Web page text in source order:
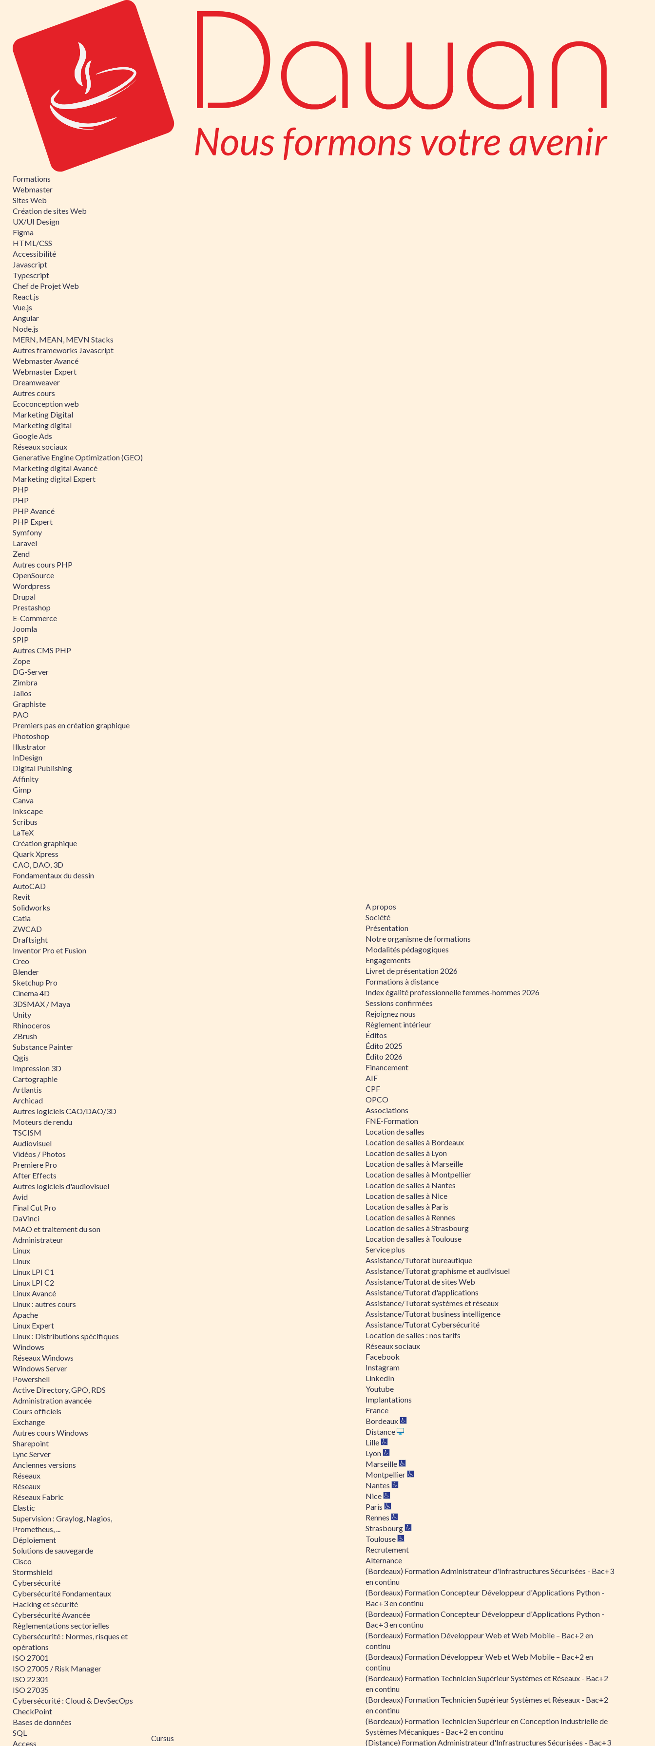
Formations
Webmaster
Sites Web
Création de sites Web
UX/UI Design
Figma
HTML/CSS
Accessibilité
Javascript
Typescript
Chef de Projet Web
React.js
Vue.js
Angular
Node.js
MERN, MEAN, MEVN Stacks
Autres frameworks Javascript
Webmaster Avancé
Webmaster Expert
Dreamweaver
Autres cours
Ecoconception web
Marketing Digital
Marketing digital
Google Ads
Réseaux sociaux
Generative Engine Optimization (GEO)
Marketing digital Avancé
Marketing digital Expert
PHP
PHP
PHP Avancé
PHP Expert
Symfony
Laravel
Zend
Autres cours PHP
OpenSource
Wordpress
Drupal
Prestashop
E-Commerce
Joomla
SPIP
Autres CMS PHP
Zope
DG-Server
Zimbra
Jalios
Graphiste
PAO
Premiers pas en création graphique
Photoshop
Illustrator
InDesign
Digital Publishing
Affinity
Gimp
Canva
Inkscape
Scribus
LaTeX
Création graphique
Quark Xpress
CAO, DAO, 3D
Fondamentaux du dessin
AutoCAD
Revit
Solidworks
Catia
ZWCAD
Draftsight
Inventor Pro et Fusion
Creo
Blender
Sketchup Pro
Cinema 4D
3DSMAX / Maya
Unity
Rhinoceros
ZBrush
Substance Painter
Qgis
Impression 3D
Cartographie
Artlantis
Archicad
Autres logiciels CAO/DAO/3D
Moteurs de rendu
TSCISM
Audiovisuel
Vidéos / Photos
Premiere Pro
After Effects
Autres logiciels d'audiovisuel
Avid
Final Cut Pro
DaVinci
MAO et traitement du son
Administrateur
Linux
Linux
Linux LPI C1
Linux LPI C2
Linux Avancé
Linux : autres cours
Apache
Linux Expert
Linux : Distributions spécifiques
Windows
Réseaux Windows
Windows Server
Powershell
Active Directory, GPO, RDS
Administration avancée
Cours officiels
Exchange
Autres cours Windows
Sharepoint
Lync Server
Anciennes versions
Réseaux
Réseaux
Réseaux Fabric
Elastic
Supervision : Graylog, Nagios,
Prometheus, ...
Déploiement
Solutions de sauvegarde
Cisco
Stormshield
Cybersécurité
Cybersécurité Fondamentaux
Hacking et sécurité
Cybersécurité Avancée
Règlementations sectorielles
Cybersécurité : Normes, risques et
opérations
ISO 27001
ISO 27005 / Risk Manager
ISO 22301
ISO 27035
Cybersécurité : Cloud & DevSecOps
CheckPoint
Bases de données
SQL
Access
Cursus
A propos
Société
Présentation
Notre organisme de formations
Modalités pédagogiques
Engagements
Livret de présentation 2026
Formations à distance
Index égalité professionnelle femmes-hommes 2026
Sessions confirmées
Rejoignez nous
Règlement intérieur
Éditos
Édito 2025
Édito 2026
Financement
AIF
CPF
OPCO
Associations
FNE-Formation
Location de salles
Location de salles à Bordeaux
Location de salles à Lyon
Location de salles à Marseille
Location de salles à Montpellier
Location de salles à Nantes
Location de salles à Nice
Location de salles à Paris
Location de salles à Rennes
Location de salles à Strasbourg
Location de salles à Toulouse
Service plus
Assistance/Tutorat bureautique
Assistance/Tutorat graphisme et audivisuel
Assistance/Tutorat de sites Web
Assistance/Tutorat d'applications
Assistance/Tutorat systèmes et réseaux
Assistance/Tutorat business intelligence
Assistance/Tutorat Cybersécurité
Location de salles : nos tarifs
Réseaux sociaux
Facebook
Instagram
LinkedIn
Youtube
Implantations
France
Bordeaux
Distance
Lille
Lyon
Marseille
Montpellier
Nantes
Nice
Paris
Rennes
Strasbourg
Toulouse
Recrutement
Alternance
(Bordeaux) Formation Administrateur d'Infrastructures Sécurisées - Bac+3
en continu
(Bordeaux) Formation Concepteur Développeur d'Applications Python -
Bac+3 en continu
(Bordeaux) Formation Concepteur Développeur d'Applications Python -
Bac+3 en continu
(Bordeaux) Formation Développeur Web et Web Mobile – Bac+2 en
continu
(Bordeaux) Formation Développeur Web et Web Mobile – Bac+2 en
continu
(Bordeaux) Formation Technicien Supérieur Systèmes et Réseaux - Bac+2
en continu
(Bordeaux) Formation Technicien Supérieur Systèmes et Réseaux - Bac+2
en continu
(Bordeaux) Formation Technicien Supérieur en Conception Industrielle de
Systèmes Mécaniques - Bac+2 en continu
(Distance) Formation Administrateur d'Infrastructures Sécurisées - Bac+3